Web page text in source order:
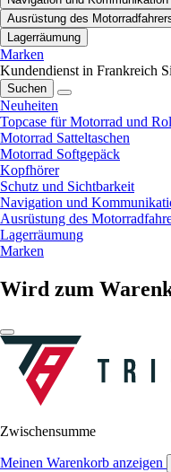
Ausrüstung des
Lagerräumung
Marken
Kundendienst in Frankreich
Suchen
Neuheiten
Topcase für Motorrad und
Motorrad Satteltaschen
Motorrad Softgepäck
Kopfhörer
Schutz und Sichtbarkeit
Navigation und
Ausrüstung des
Lagerräumung
Marken
Wird zum
Zwischensumme
Meinen Warenkorb anzeigen